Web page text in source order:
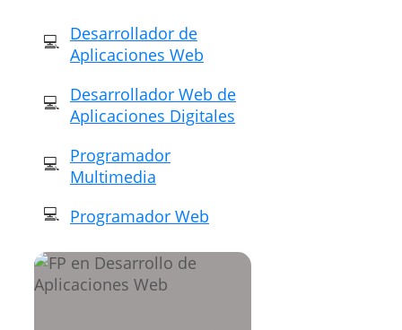
Desarrollador de
Aplicaciones Web
Desarrollador Web de
Aplicaciones Digitales
Programador
Multimedia
Programador Web